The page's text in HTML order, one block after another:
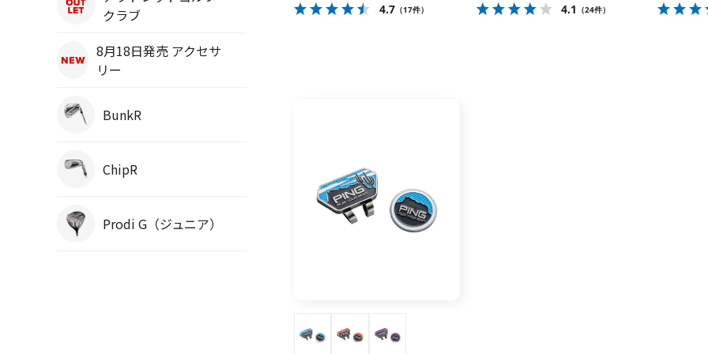
クラブ
8月18日発売 アクセサ
リー
BunkR
ChipR
Prodi G（ジュニア）
4.7 （17件） 4.1 （24件）